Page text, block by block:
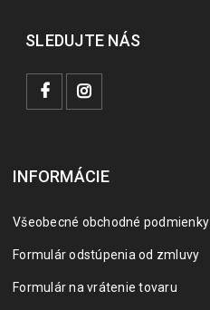
SLEDUJTE NÁS
INFORMÁCIE
Všeobecné obchodné podmienky
Formulár odstúpenia od zmluvy
Formulár na vrátenie tovaru